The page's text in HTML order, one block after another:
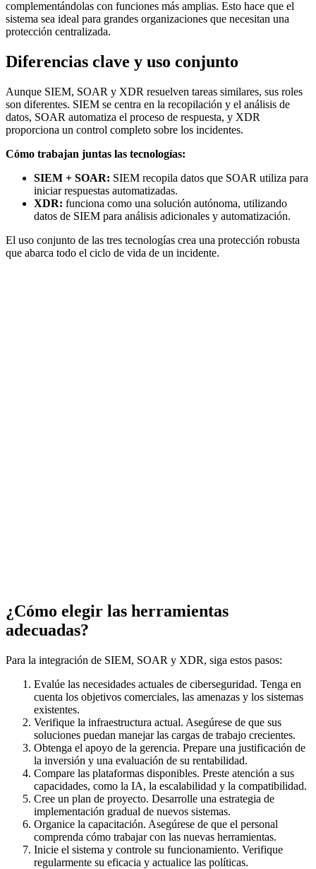
complementándolas con funciones más amplias. Esto hace que el
sistema sea ideal para grandes organizaciones que necesitan una
protección centralizada.
Diferencias clave y uso conjunto
Aunque SIEM, SOAR y XDR resuelven tareas similares, sus roles
son diferentes. SIEM se centra en la recopilación y el análisis de
datos, SOAR automatiza el proceso de respuesta, y XDR
proporciona un control completo sobre los incidentes.
Cómo trabajan juntas las tecnologías:
SIEM + SOAR: SIEM recopila datos que SOAR utiliza para
iniciar respuestas automatizadas.
XDR: funciona como una solución autónoma, utilizando
datos de SIEM para análisis adicionales y automatización.
El uso conjunto de las tres tecnologías crea una protección robusta
que abarca todo el ciclo de vida de un incidente.
¿Cómo elegir las herramientas
adecuadas?
Para la integración de SIEM, SOAR y XDR, siga estos pasos:
Evalúe las necesidades actuales de ciberseguridad. Tenga en
cuenta los objetivos comerciales, las amenazas y los sistemas
existentes.
Verifique la infraestructura actual. Asegúrese de que sus
soluciones puedan manejar las cargas de trabajo crecientes.
Obtenga el apoyo de la gerencia. Prepare una justificación de
la inversión y una evaluación de su rentabilidad.
Compare las plataformas disponibles. Preste atención a sus
capacidades, como la IA, la escalabilidad y la compatibilidad.
Cree un plan de proyecto. Desarrolle una estrategia de
implementación gradual de nuevos sistemas.
Organice la capacitación. Asegúrese de que el personal
comprenda cómo trabajar con las nuevas herramientas.
Inicie el sistema y controle su funcionamiento. Verifique
regularmente su eficacia y actualice las políticas.